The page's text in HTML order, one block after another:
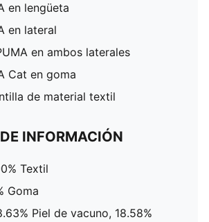
en lengüeta
en lateral
en ambos laterales
Cat en goma
de material textil
INFORMACIÓN
Textil
Goma
Piel de vacuno, 18.58%